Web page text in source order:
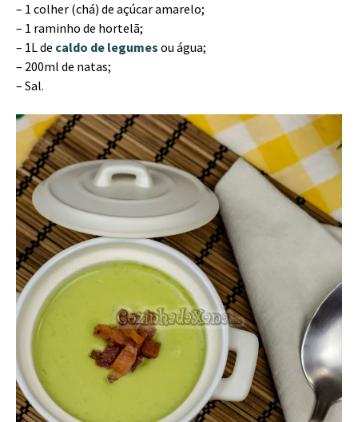
– 1 colher (chá) de açúcar amarelo;
– 1 raminho de hortelã;
– 1L de caldo de legumes ou água;
– 200ml de natas;
– Sal.